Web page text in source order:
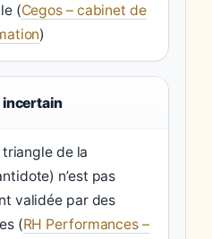
(Cegos – cabinet de
)
incertain
de la
n’est pas
validée par des
(RH Performances –